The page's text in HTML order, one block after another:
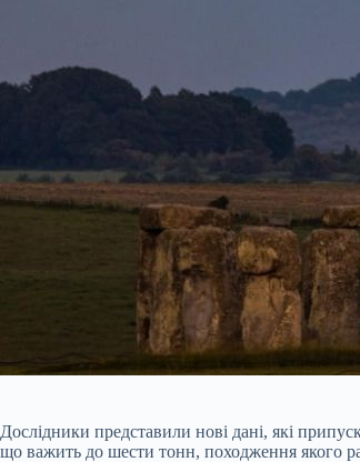
Дослідники представили нові дані, які
що важить до шести тонн, походження якого